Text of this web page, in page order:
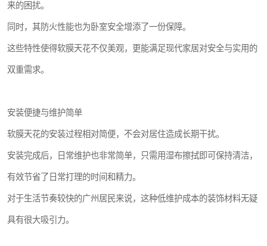
来的困扰。
同时，其防火性能也为卧室安全增添了一份保障。
这些特性使得软膜天花不仅美观，更能满足现代家居对安全与实用的
双重需求。
安装便捷与维护简单
软膜天花的安装过程相对简便，不会对居住造成长期干扰。
安装完成后，日常维护也非常简单，只需用湿布擦拭即可保持清洁，
有效节省了日常打理的时间和精力。
对于生活节奏较快的广州居民来说，这种低维护成本的装饰材料无疑
具有很大吸引力。